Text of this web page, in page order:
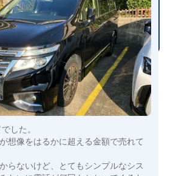
した。
想像をはるかに超える金額で売れて
らないけど、とてもシンプルなシス